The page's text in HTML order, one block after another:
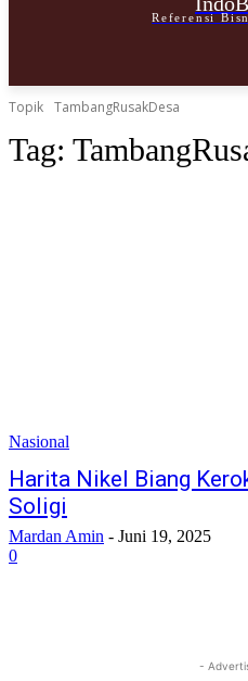
Referensi
Topik TambangRusakDesa
Tag:
Nasional
Harita Nikel Biang
Soligi
Mardan Amin - Juni 19, 2025
0
-